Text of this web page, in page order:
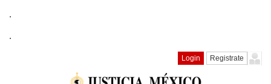
.
.
Login Registrate